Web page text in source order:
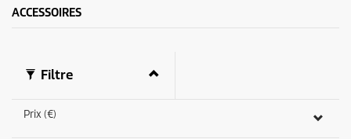
ACCESSOIRES
Filtre
Prix (€)